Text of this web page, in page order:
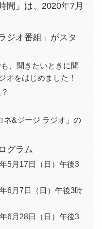
間」は、2020年7月
ジオ番組」がスタ
、聞きたいときに聞
オをはじめました！
ネ&ジージ ラジオ」の
グラム
5月17日（日）午後3
6月7日（日）午後3時
6月28日（日）午後3